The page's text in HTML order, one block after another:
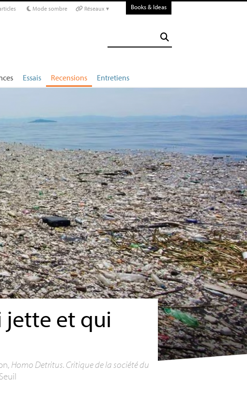
Mode sombre Réseaux ▾ Books & Ideas
Essais Recensions Entretiens
jette et qui
Homo Detritus. Critique de la société du